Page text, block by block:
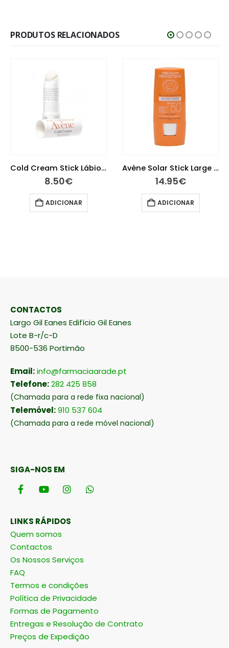
PRODUTOS RELACIONADOS
Cold Cream Stick Lábios Nutrição 4 gramas
8.50€
ADICIONAR
Avène Solar Stick Large 50+ 8g
14.95€
ADICIONAR
CONTACTOS
Largo Gil Eanes Edifício Gil Eanes
Lote B-r/c-D
8500-536 Portimão
Email:info@farmaciaarade.pt
Telefone:282 425 858
(Chamada para a rede fixa nacional)
Telemóvel:910 537 604
(Chamada para a rede móvel nacional)
SIGA-NOS EM
LINKS RÁPIDOS
Quem somos
Contactos
Os Nossos Serviços
FAQ
Termos e condições
Política de Privacidade
Formas de Pagamento
Entregas e Resolução de Contrato
Preços de Expedição